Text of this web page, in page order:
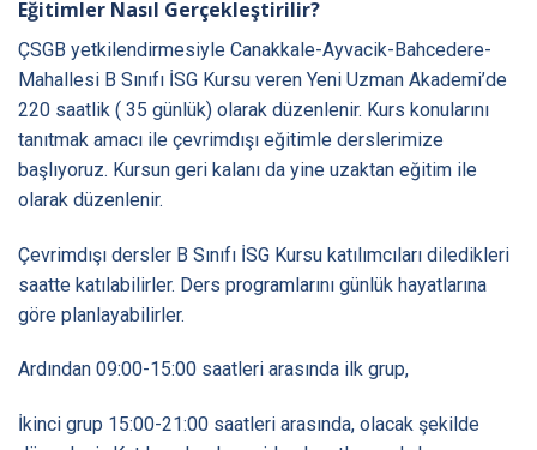
Eğitimler Nasıl Gerçekleştirilir?
ÇSGB yetkilendirmesiyle Canakkale-Ayvacik-Bahcedere-
Mahallesi B Sınıfı İSG Kursu veren Yeni Uzman Akademi’de
220 saatlik ( 35 günlük) olarak düzenlenir. Kurs konularını
tanıtmak amacı ile çevrimdışı eğitimle derslerimize
başlıyoruz. Kursun geri kalanı da yine uzaktan eğitim ile
olarak düzenlenir.
Çevrimdışı dersler B Sınıfı İSG Kursu katılımcıları diledikleri
saatte katılabilirler. Ders programlarını günlük hayatlarına
göre planlayabilirler.
Ardından 09:00-15:00 saatleri arasında ilk grup,
İkinci grup 15:00-21:00 saatleri arasında, olacak şekilde